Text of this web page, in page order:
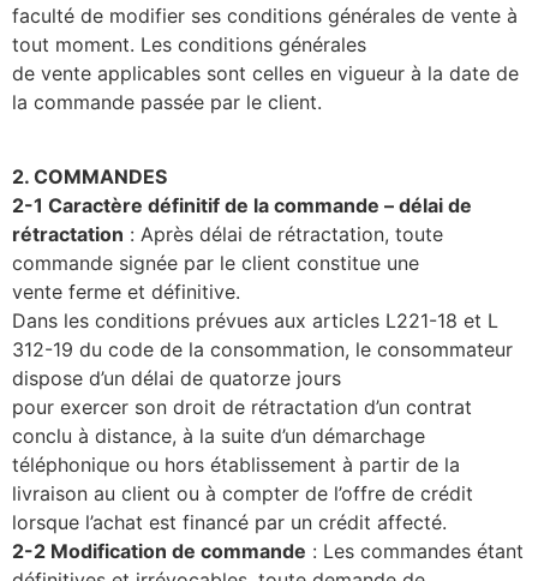
faculté de modifier ses conditions générales de vente à
tout moment. Les conditions générales
de vente applicables sont celles en vigueur à la date de
la commande passée par le client.
2. COMMANDES
2-1 Caractère définitif de la commande – délai de
rétractation : Après délai de rétractation, toute
commande signée par le client constitue une
vente ferme et définitive.
Dans les conditions prévues aux articles L221-18 et L
312-19 du code de la consommation, le consommateur
dispose d’un délai de quatorze jours
pour exercer son droit de rétractation d’un contrat
conclu à distance, à la suite d’un démarchage
téléphonique ou hors établissement à partir de la
livraison au client ou à compter de l’offre de crédit
lorsque l’achat est financé par un crédit affecté.
2-2 Modification de commande : Les commandes étant